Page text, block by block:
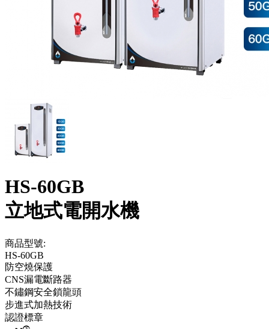
HS-60GB
立地式電開水機
商品型號:
HS-60GB
防空燒保護
CNS漏電斷路器
不鏽鋼安全鎖龍頭
步進式加熱技術
認證標章